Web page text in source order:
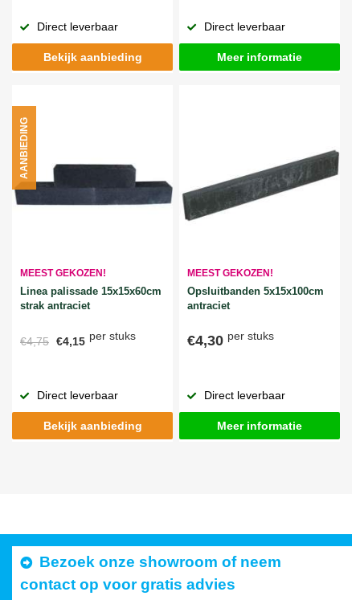
Direct leverbaar
Bekijk aanbieding
Direct leverbaar
Meer informatie
MEEST GEKOZEN!
Linea palissade 15x15x60cm
strak antraciet
€4,75 €4,15 per stuks
AANBIEDING
Direct leverbaar
Bekijk aanbieding
MEEST GEKOZEN!
Opsluitbanden 5x15x100cm
antraciet
€4,30 per stuks
Direct leverbaar
Meer informatie
Bezoek onze showroom of neem
contact op voor gratis advies